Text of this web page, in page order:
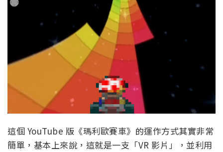
這個 YouTube 版《瑪利歐賽車》的運作方式其實非常
簡單，基本上來說，這就是一支「VR 影片」，並利用